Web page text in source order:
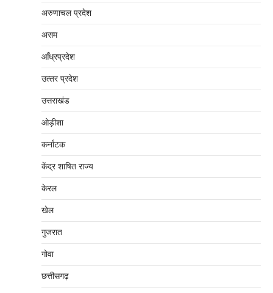
अरुणाचल प्रदेश
असम
आँध्रप्रदेश
उत्‍तर प्रदेश
उत्तराखंड
ओड़ीशा
कर्नाटक
केंद्र शाषित राज्य
केरल
खेल
गुजरात
गोवा
छत्तीसगढ़